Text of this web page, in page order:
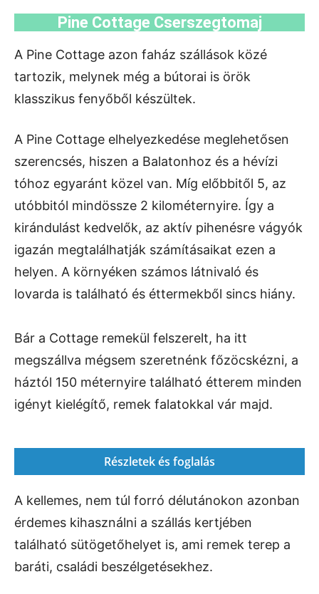
Pine Cottage Cserszegtomaj
A Pine Cottage azon faház szállások közé
tartozik, melynek még a bútorai is örök
klasszikus fenyőből készültek.
A Pine Cottage elhelyezkedése meglehetősen
szerencsés, hiszen a Balatonhoz és a hévízi
tóhoz egyaránt közel van. Míg előbbitől 5, az
utóbbitól mindössze 2 kilométernyire. Így a
kirándulást kedvelők, az aktív pihenésre vágyók
igazán megtalálhatják számításaikat ezen a
helyen. A környéken számos látnivaló és
lovarda is található és éttermekből sincs hiány.
Bár a Cottage remekül felszerelt, ha itt
megszállva mégsem szeretnénk főzöcskézni, a
háztól 150 méternyire található étterem minden
igényt kielégítő, remek falatokkal vár majd.
Részletek és foglalás
A kellemes, nem túl forró délutánokon azonban
érdemes kihasználni a szállás kertjében
található sütögetőhelyet is, ami remek terep a
baráti, családi beszélgetésekhez.